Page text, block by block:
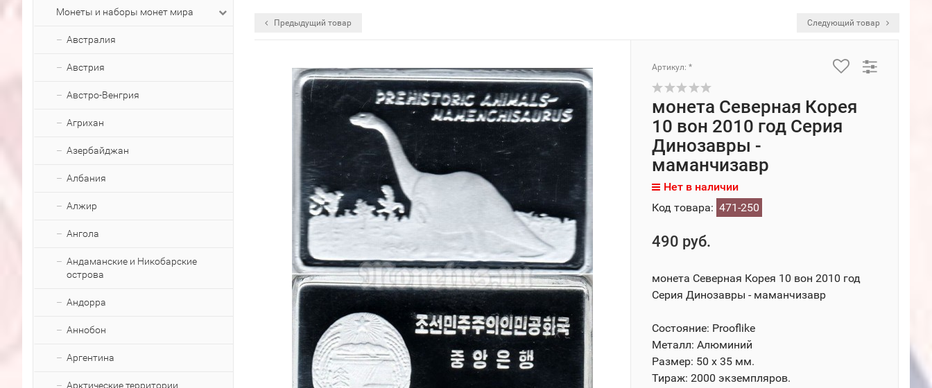
Монеты и наборы монет мира
Австралия
Австрия
Австро-Венгрия
Агрихан
Азербайджан
Албания
Алжир
Ангола
Андаманские и Никобарские
острова
Андорра
Аннобон
Аргентина
Арктические территории
Предыдущий товар Следующий товар
Артикул: *
монета Северная Корея
10 вон 2010 год Серия
Динозавры -
маманчизавр
Нет в наличии
Код товара: 471-250
490 руб.
монета Северная Корея 10 вон 2010 год
Серия Динозавры - маманчизавр
Состояние: Prooflike
Металл: Алюминий
Размер: 50 х 35 мм.
Тираж: 2000 экземпляров.